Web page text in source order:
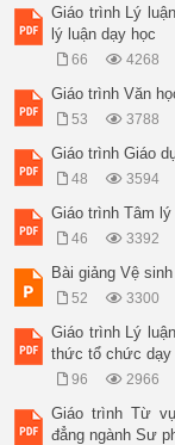
Giáo trình Lý
lý luận dạy học
66 4268
Giáo trình Văn
53 3788
Giáo trình Giáo
48 3594
Giáo trình Tâm
46 3392
Bài giảng Vệ
52 3300
Giáo trình Lý
thức tổ chức dạy
96 2966
Giáo trình Từ
đẳng ngành Sư